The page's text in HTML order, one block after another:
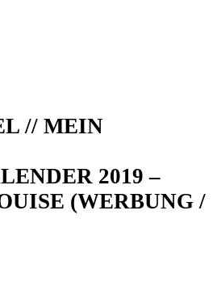
// MEIN
2019 –
(WERBUNG /